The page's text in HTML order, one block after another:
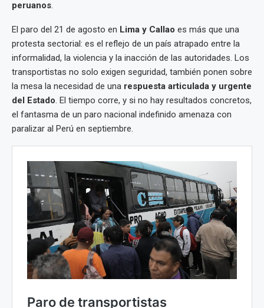
peruanos.
El paro del 21 de agosto en Lima y Callao es más que una
protesta sectorial: es el reflejo de un país atrapado entre la
informalidad, la violencia y la inacción de las autoridades. Los
transportistas no solo exigen seguridad, también ponen sobre
la mesa la necesidad de una respuesta articulada y urgente
del Estado. El tiempo corre, y si no hay resultados concretos,
el fantasma de un paro nacional indefinido amenaza con
paralizar al Perú en septiembre.